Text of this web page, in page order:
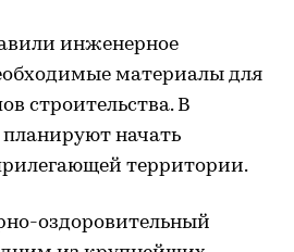
инженерное
материалы для
строительства. В
начать
территории.
оздоровительный